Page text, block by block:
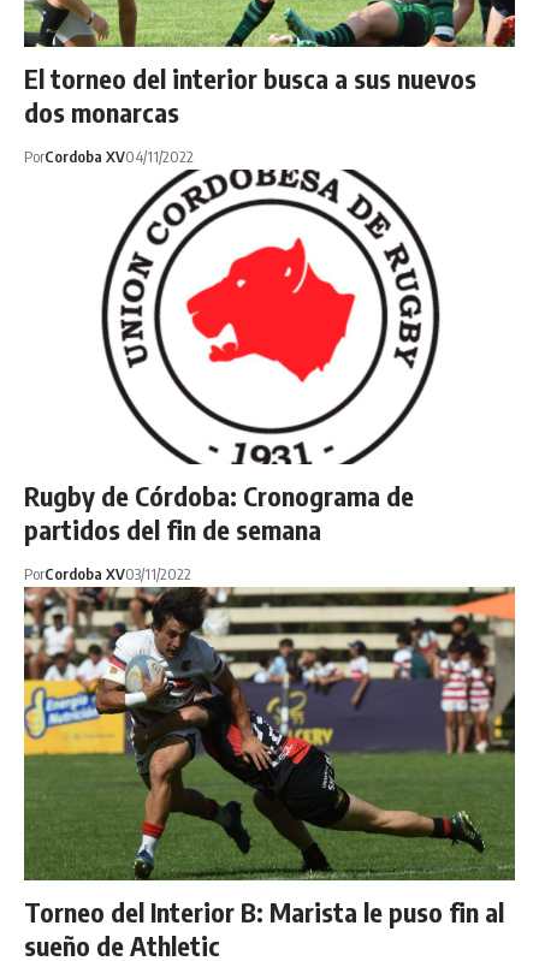
El torneo del interior busca a sus nuevos
dos monarcas
PorCordoba XV04/11/2022
Rugby de Córdoba: Cronograma de
partidos del fin de semana
PorCordoba XV03/11/2022
Torneo del Interior B: Marista le puso fin al
sueño de Athletic